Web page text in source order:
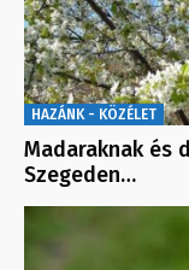
HAZÁNK - KÖZÉLET
Madaraknak és
Szegeden…